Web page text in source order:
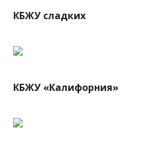
КБЖУ сладких
КБЖУ «Калифорния»